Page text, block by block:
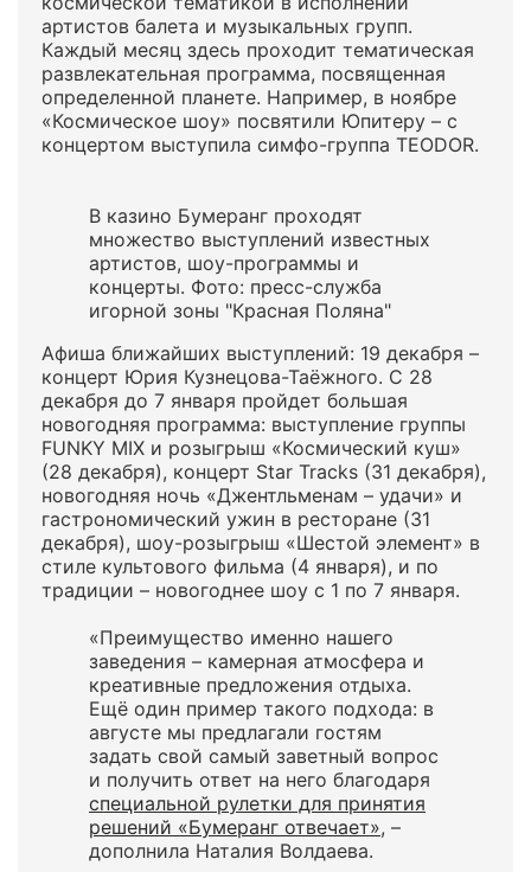
артистов балета и музыкальных групп.
Каждый месяц здесь проходит тематическая
развлекательная программа, посвященная
определенной планете. Например, в ноябре
«Космическое шоу» посвятили Юпитеру – с
концертом выступила симфо-группа TEODOR.
В казино Бумеранг проходят
множество выступлений известных
артистов, шоу-программы и
концерты. Фото: пресс-служба
игорной зоны "Красная Поляна"
Афиша ближайших выступлений: 19 декабря –
концерт Юрия Кузнецова-Таёжного. С 28
декабря до 7 января пройдет большая
новогодняя программа: выступление группы
FUNKY MIX и розыгрыш «Космический куш»
(28 декабря), концерт Star Tracks (31 декабря),
новогодняя ночь «Джентльменам – удачи» и
гастрономический ужин в ресторане (31
декабря), шоу-розыгрыш «Шестой элемент» в
стиле культового фильма (4 января), и по
традиции – новогоднее шоу с 1 по 7 января.
«Преимущество именно нашего
заведения – камерная атмосфера и
креативные предложения отдыха.
Ещё один пример такого подхода: в
августе мы предлагали гостям
задать свой самый заветный вопрос
и получить ответ на него благодаря
специальной рулетки для принятия
решений «Бумеранг отвечает», –
дополнила Наталия Волдаева.